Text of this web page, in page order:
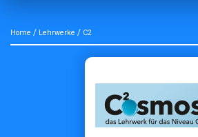
Home / Lehrwerke / C2